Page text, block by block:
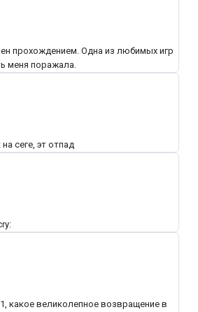
прохождением. Одна из любимых игр
меня поражала.
сеге, эт отпад
какое великолепное возвращение в